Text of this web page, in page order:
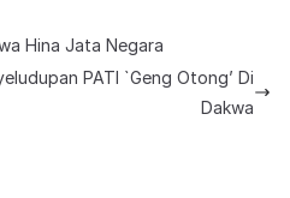
Hina Jata Negara
PATI `Geng Otong’ Di
Dakwa